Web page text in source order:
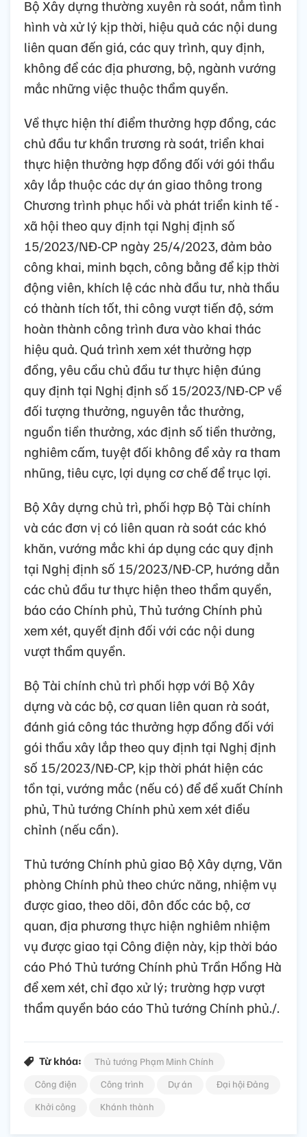
Bộ Xây dựng thường xuyên rà soát, nắm tình
hình và xử lý kịp thời, hiệu quả các nội dung
liên quan đến giá, các quy trình, quy định,
không để các địa phương, bộ, ngành vướng
mắc những việc thuộc thẩm quyền.
Về thực hiện thí điểm thưởng hợp đồng, các
chủ đầu tư khẩn trương rà soát, triển khai
thực hiện thưởng hợp đồng đối với gói thầu
xây lắp thuộc các dự án giao thông trong
Chương trình phục hồi và phát triển kinh tế -
xã hội theo quy định tại Nghị định số
15/2023/NĐ-CP ngày 25/4/2023, đảm bảo
công khai, minh bạch, công bằng để kịp thời
động viên, khích lệ các nhà đầu tư, nhà thầu
có thành tích tốt, thi công vượt tiến độ, sớm
hoàn thành công trình đưa vào khai thác
hiệu quả. Quá trình xem xét thưởng hợp
đồng, yêu cầu chủ đầu tư thực hiện đúng
quy định tại Nghị định số 15/2023/NĐ-CP về
đối tượng thưởng, nguyên tắc thưởng,
nguồn tiền thưởng, xác định số tiền thưởng,
nghiêm cấm, tuyệt đối không để xảy ra tham
nhũng, tiêu cực, lợi dụng cơ chế để trục lợi.
Bộ Xây dựng chủ trì, phối hợp Bộ Tài chính
và các đơn vị có liên quan rà soát các khó
khăn, vướng mắc khi áp dụng các quy định
tại Nghị định số 15/2023/NĐ-CP, hướng dẫn
các chủ đầu tư thực hiện theo thẩm quyền,
báo cáo Chính phủ, Thủ tướng Chính phủ
xem xét, quyết định đối với các nội dung
vượt thẩm quyền.
Bộ Tài chính chủ trì phối hợp với Bộ Xây
dựng và các bộ, cơ quan liên quan rà soát,
đánh giá công tác thưởng hợp đồng đối với
gói thầu xây lắp theo quy định tại Nghị định
số 15/2023/NĐ-CP, kịp thời phát hiện các
tồn tại, vướng mắc (nếu có) để đề xuất Chính
phủ, Thủ tướng Chính phủ xem xét điều
chỉnh (nếu cần).
Thủ tướng Chính phủ giao Bộ Xây dựng, Văn
phòng Chính phủ theo chức năng, nhiệm vụ
được giao, theo dõi, đôn đốc các bộ, cơ
quan, địa phương thực hiện nghiêm nhiệm
vụ được giao tại Công điện này, kịp thời báo
cáo Phó Thủ tướng Chính phủ Trần Hồng Hà
để xem xét, chỉ đạo xử lý; trường hợp vượt
thẩm quyền báo cáo Thủ tướng Chính phủ./.
Từ khóa:
Thủ tướng Phạm Minh Chính
Công điện
Công trình Dự án
Đại hội Đảng
Khởi công
Khánh thành